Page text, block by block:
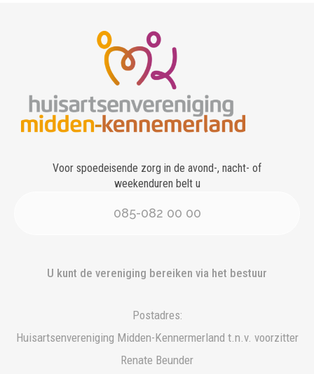
Voor spoedeisende zorg in de avond-, nacht- of
weekenduren belt u
085-082 00 00
U kunt de vereniging bereiken via het bestuur
Postadres:
Huisartsenvereniging Midden-Kennermerland t.n.v. voorzitter
Renate Beunder